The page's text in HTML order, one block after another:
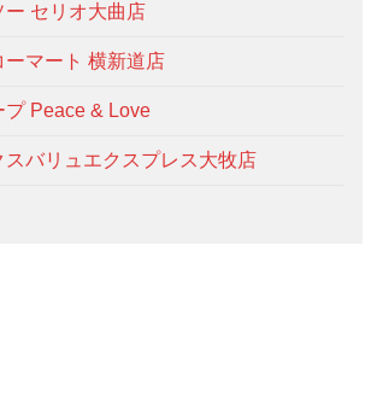
ー セリオ大曲店
ーマート 横新道店
プ Peace & Love
スバリュエクスプレス大牧店